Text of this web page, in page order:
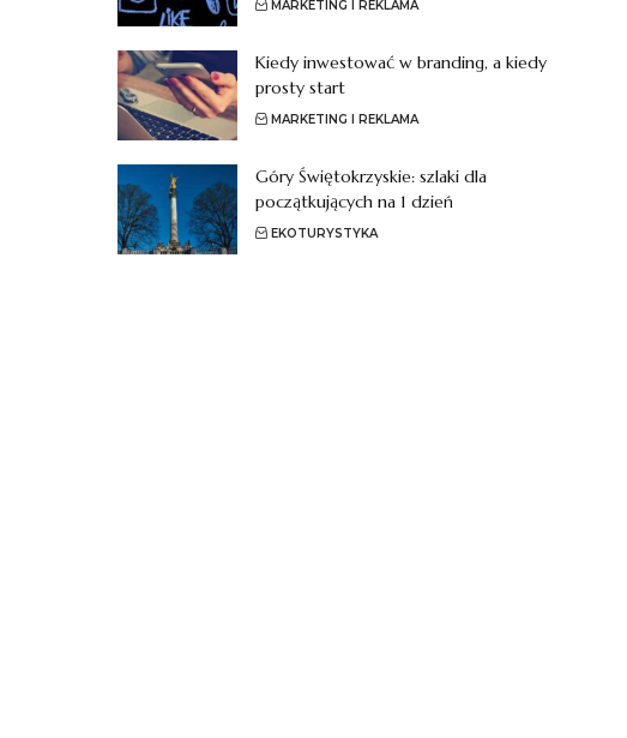
MARKETING I REKLAMA
Kiedy inwestować w branding, a kiedy
prosty start
MARKETING I REKLAMA
Góry Świętokrzyskie: szlaki dla
początkujących na 1 dzień
EKOTURYSTYKA